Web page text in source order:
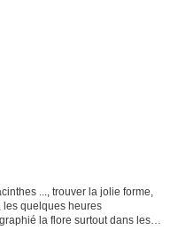
..., trouver la jolie forme,
les quelques heures
la flore surtout dans les